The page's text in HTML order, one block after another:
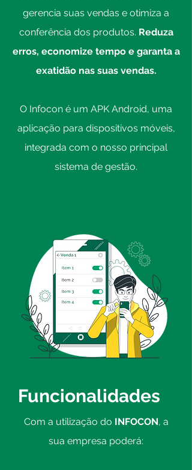
gerencia suas vendas e otimiza a
conferência dos produtos. Reduza
erros, economize tempo e garanta a
exatidão nas suas vendas.
O Infocon é um APK Android, uma
aplicação para dispositivos móveis,
integrada com o nosso principal
sistema de gestão.
Funcionalidades
Com a utilização do INFOCON, a
sua empresa poderá: